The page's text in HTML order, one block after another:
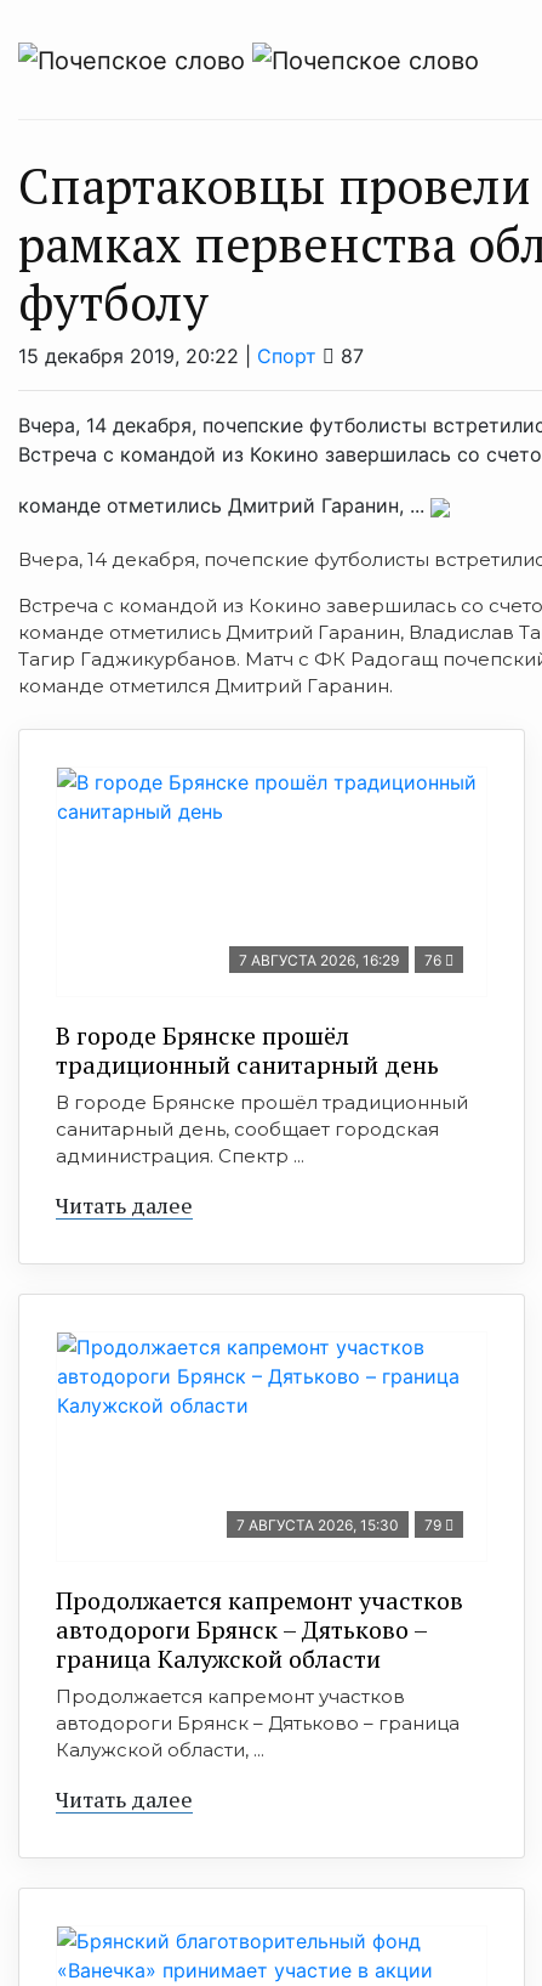
Спартаковцы
рамках первенства
футболу
15 декабря 2019, 20:22 | Спорт 87
Вчера, 14 декабря, почепские футболисты
Встреча с командой из Кокино завершилась со
команде отметились Дмитрий Гаранин, ...
Вчера, 14 декабря, почепские футболисты
Встреча с командой из Кокино завершилась со
команде отметились Дмитрий Гаранин, Владислав
Тагир Гаджикурбанов. Матч с ФК Радогащ
команде отметился Дмитрий Гаранин.
7 АВГУСТА 2026, 16:29 76
В городе Брянске прошёл
традиционный санитарный день
В городе Брянске прошёл традиционный
санитарный день, сообщает городская
администрация. Спектр ...
Читать далее
7 АВГУСТА 2026, 15:30 79
Продолжается капремонт участков
автодороги Брянск – Дятьково –
граница Калужской области
Продолжается капремонт участков
автодороги Брянск – Дятьково – граница
Калужской области, ...
Читать далее